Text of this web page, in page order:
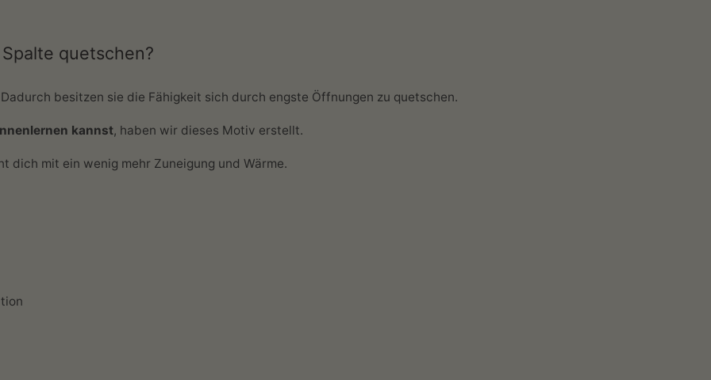
quetschen?
besitzen sie die Fähigkeit sich durch engste Öffnungen zu quetschen.
kannst, haben wir dieses Motiv erstellt.
dich mit ein wenig mehr Zuneigung und Wärme.